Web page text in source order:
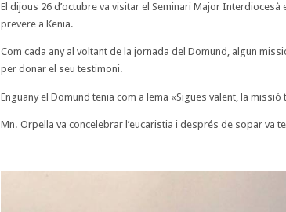
El dijous 26 d’octubre va visitar el Seminari Major
prevere a Kenia.
Com cada any al voltant de la jornada del Domund, algun
per donar el seu testimoni.
Enguany el Domund tenia com a lema «Sigues valent, la missió
Mn. Orpella va concelebrar l’eucaristia i després de sopar va